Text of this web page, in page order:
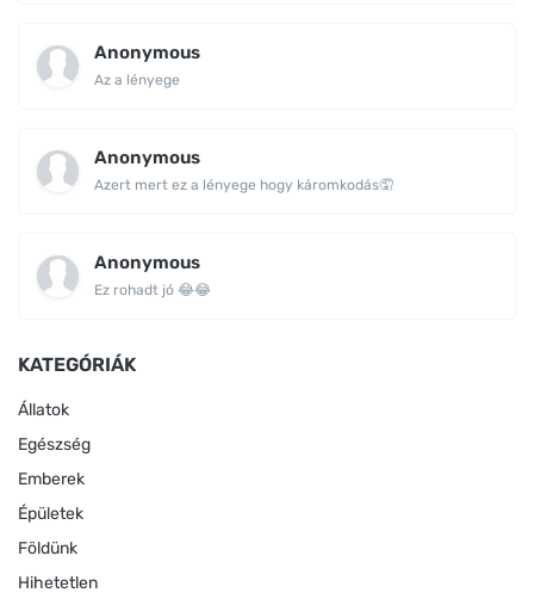
Anonymous
Az a lényege
Anonymous
Azert mert ez a lényege hogy káromkodás🤦
Anonymous
Ez rohadt jó 😂😂
KATEGÓRIÁK
Állatok
Egészség
Emberek
Épületek
Földünk
Hihetetlen